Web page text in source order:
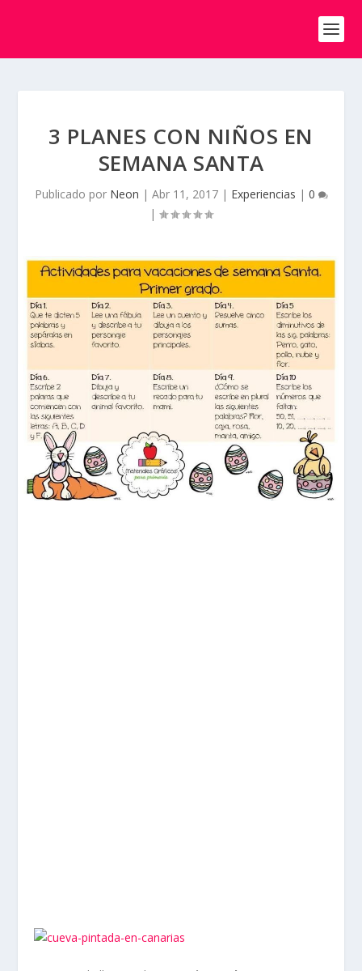
3 PLANES CON NIÑOS EN
SEMANA SANTA
Publicado por Neon | Abr 11, 2017| Experiencias | 0
|